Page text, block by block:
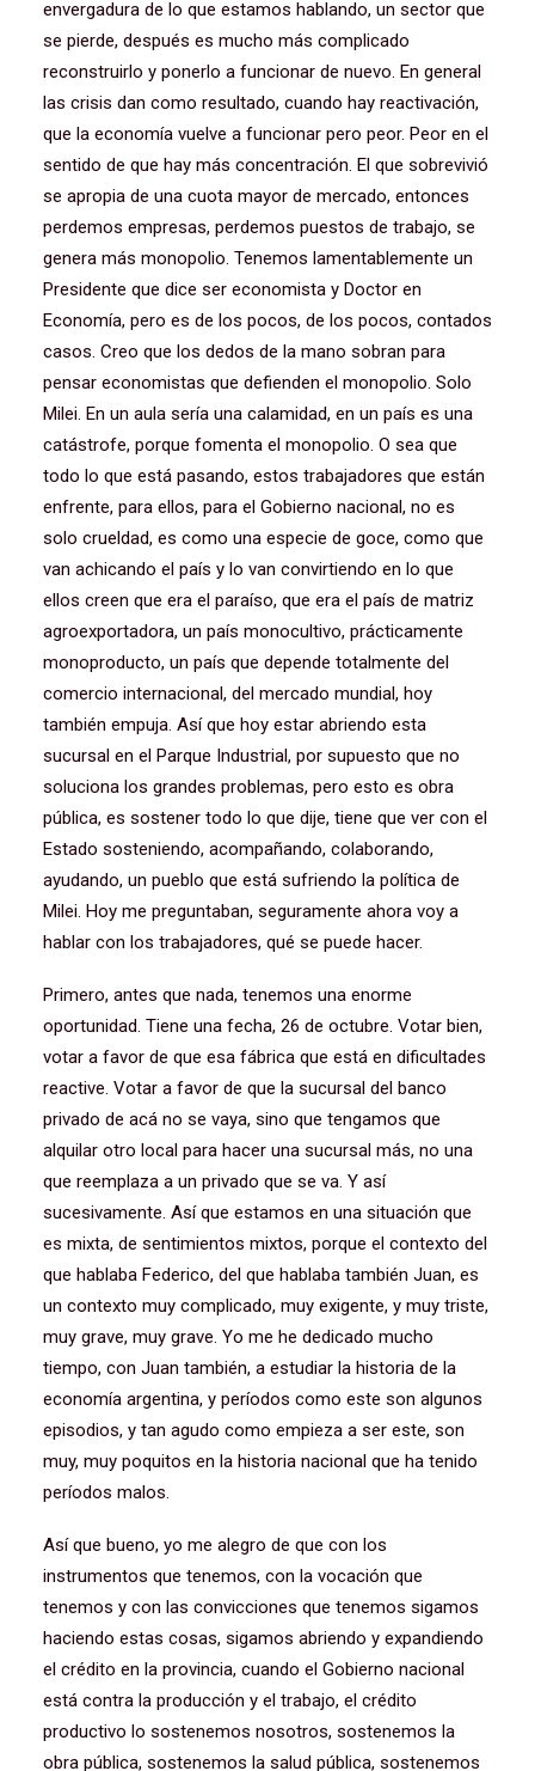
envergadura de lo que estamos hablando, un sector que
se pierde, después es mucho más complicado
reconstruirlo y ponerlo a funcionar de nuevo. En general
las crisis dan como resultado, cuando hay reactivación,
que la economía vuelve a funcionar pero peor. Peor en el
sentido de que hay más concentración. El que sobrevivió
se apropia de una cuota mayor de mercado, entonces
perdemos empresas, perdemos puestos de trabajo, se
genera más monopolio. Tenemos lamentablemente un
Presidente que dice ser economista y Doctor en
Economía, pero es de los pocos, de los pocos, contados
casos. Creo que los dedos de la mano sobran para
pensar economistas que defienden el monopolio. Solo
Milei. En un aula sería una calamidad, en un país es una
catástrofe, porque fomenta el monopolio. O sea que
todo lo que está pasando, estos trabajadores que están
enfrente, para ellos, para el Gobierno nacional, no es
solo crueldad, es como una especie de goce, como que
van achicando el país y lo van convirtiendo en lo que
ellos creen que era el paraíso, que era el país de matriz
agroexportadora, un país monocultivo, prácticamente
monoproducto, un país que depende totalmente del
comercio internacional, del mercado mundial, hoy
también empuja. Así que hoy estar abriendo esta
sucursal en el Parque Industrial, por supuesto que no
soluciona los grandes problemas, pero esto es obra
pública, es sostener todo lo que dije, tiene que ver con el
Estado sosteniendo, acompañando, colaborando,
ayudando, un pueblo que está sufriendo la política de
Milei. Hoy me preguntaban, seguramente ahora voy a
hablar con los trabajadores, qué se puede hacer.
Primero, antes que nada, tenemos una enorme
oportunidad. Tiene una fecha, 26 de octubre. Votar bien,
votar a favor de que esa fábrica que está en dificultades
reactive. Votar a favor de que la sucursal del banco
privado de acá no se vaya, sino que tengamos que
alquilar otro local para hacer una sucursal más, no una
que reemplaza a un privado que se va. Y así
sucesivamente. Así que estamos en una situación que
es mixta, de sentimientos mixtos, porque el contexto del
que hablaba Federico, del que hablaba también Juan, es
un contexto muy complicado, muy exigente, y muy triste,
muy grave, muy grave. Yo me he dedicado mucho
tiempo, con Juan también, a estudiar la historia de la
economía argentina, y períodos como este son algunos
episodios, y tan agudo como empieza a ser este, son
muy, muy poquitos en la historia nacional que ha tenido
períodos malos.
Así que bueno, yo me alegro de que con los
instrumentos que tenemos, con la vocación que
tenemos y con las convicciones que tenemos sigamos
haciendo estas cosas, sigamos abriendo y expandiendo
el crédito en la provincia, cuando el Gobierno nacional
está contra la producción y el trabajo, el crédito
productivo lo sostenemos nosotros, sostenemos la
obra pública, sostenemos la salud pública, sostenemos